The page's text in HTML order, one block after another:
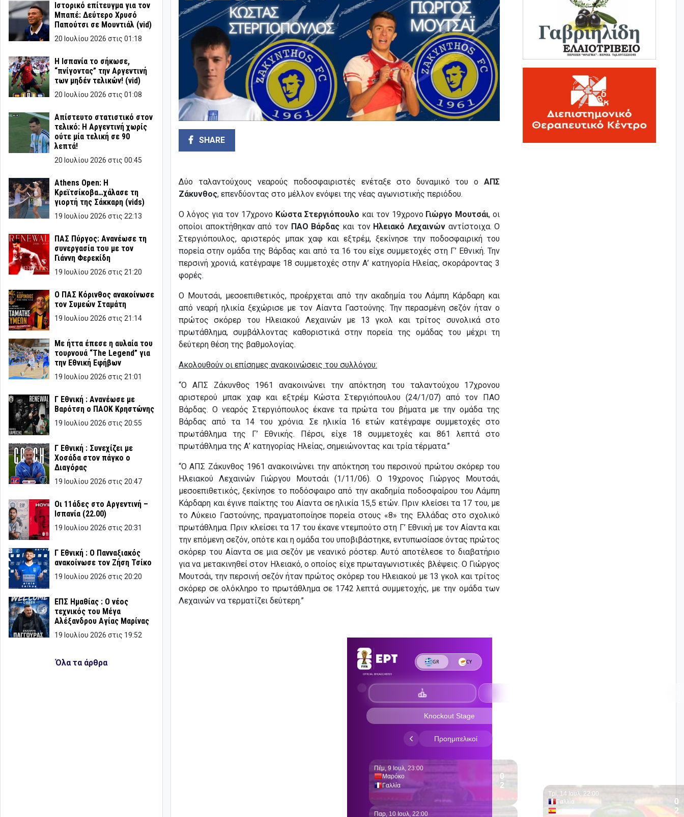
Ιστορικό επίτευγμα για τον
Μπαπέ: Δεύτερο Χρυσό
Παπούτσι σε Μουντιάλ (vid)
20 Ιουλίου 2026 στις 01:18
Η Ισπανία το σήκωσε,
“πνίγοντας” την Αργεντινή
των μηδέν τελικών! (vid)
20 Ιουλίου 2026 στις 01:08
Απίστευτο στατιστικό στον
τελικό: Η Αργεντινή χωρίς
ούτε μία τελική σε 90
λεπτά!
20 Ιουλίου 2026 στις 00:45
Athens Open: Η
Κρεϊτσίκοβα…χάλασε τη
γιορτή της Σάκκαρη (vids)
19 Ιουλίου 2026 στις 22:13
ΠΑΣ Πύργος: Ανανέωσε τη
συνεργασία του με τον
Γιάννη Φερεκίδη
19 Ιουλίου 2026 στις 21:20
Ο ΠΑΣ Κόρινθος ανακοίνωσε
τον Συμεών Σταμάτη
19 Ιουλίου 2026 στις 21:14
Με ήττα έπεσε η αυλαία του
τουρνουά “The Legend” για
την Εθνική Εφήβων
19 Ιουλίου 2026 στις 21:01
Γ Εθνική : Ανανέωσε με
Βαρότση ο ΠΑΟΚ Κρηστώνης
19 Ιουλίου 2026 στις 20:55
Γ Εθνική : Συνεχίζει με
Χοσάδα στον πάγκο ο
Διαγόρας
19 Ιουλίου 2026 στις 20:47
Οι 11άδες στο Αργεντινή –
Ισπανία (22.00)
19 Ιουλίου 2026 στις 20:31
Γ Εθνική : Ο Πανναξιακός
ανακοίνωσε τον Ζήση Τσίκο
19 Ιουλίου 2026 στις 20:20
ΕΠΣ Ημαθίας : Ο νέος
τεχνικός του Μέγα
Αλέξανδρου Αγίας Μαρίνας
19 Ιουλίου 2026 στις 19:52
Όλα τα άρθρα
SHARE
Δύο ταλαντούχους νεαρούς ποδοσφαιριστές ενέταξε στο δυναμικό του ο ΑΠΣ
Ζάκυνθος, επενδύοντας στο μέλλον ενόψει της νέας αγωνιστικής περιόδου.
Ο λόγος για τον 17χρονο Κώστα Στεργιόπουλο και τον 19χρονο Γιώργο Μουτσάι, οι
οποίοι αποκτήθηκαν από τον ΠΑΟ Βάρδας και τον Ηλειακό Λεχαινών αντίστοιχα. Ο
Στεργιόπουλος, αριστερός μπακ χαφ και εξτρέμ, ξεκίνησε την ποδοσφαιρική του
πορεία στην ομάδα της Βάρδας και από τα 16 του είχε συμμετοχές στη Γ’ Εθνική. Την
περσινή χρονιά, κατέγραψε 18 συμμετοχές στην Α’ κατηγορία Ηλείας, σκοράροντας 3
φορές.
Ο Μουτσάι, μεσοεπιθετικός, προέρχεται από την ακαδημία του Λάμπη Κάρδαρη και
από νεαρή ηλικία ξεχώρισε με τον Αίαντα Γαστούνης. Την περασμένη σεζόν ήταν ο
πρώτος σκόρερ του Ηλειακού Λεχαινών με 13 γκολ και τρίτος συνολικά στο
πρωτάθλημα, συμβάλλοντας καθοριστικά στην πορεία της ομάδας του μέχρι τη
δεύτερη θέση της βαθμολογίας.
Ακολουθούν οι επίσημες ανακοινώσεις του συλλόγου:
“Ο ΑΠΣ Ζάκυνθος 1961 ανακοινώνει την απόκτηση του ταλαντούχου 17χρονου
αριστερού μπακ χαφ και εξτρέμ Κώστα Στεργιόπουλου (24/1/07) από τον ΠΑΟ
Βάρδας. Ο νεαρός Στεργιόπουλος έκανε τα πρώτα του βήματα με την ομάδα της
Βάρδας από τα 14 του χρόνια. Σε ηλικία 16 ετών κατέγραψε συμμετοχές στο
πρωτάθλημα της Γ’ Εθνικής. Πέρσι, είχε 18 συμμετοχές και 861 λεπτά στο
πρωτάθλημα της Α’ κατηγορίας Ηλείας, σημειώνοντας και τρία τέρματα.”
“Ο ΑΠΣ Ζάκυνθος 1961 ανακοινώνει την απόκτηση του περσινού πρώτου σκόρερ του
Ηλειακού Λεχαινών Γιώργου Μουτσάι (1/11/06). Ο 19χρονος Γιώργος Μουτσάι,
μεσοεπιθετικός, ξεκίνησε το ποδόσφαιρο από την ακαδημία ποδοσφαίρου του Λάμπη
Κάρδαρη και έγινε παίκτης του Αίαντα σε ηλικία 15,5 ετών. Πριν κλείσει τα 17 του, με
το Λύκειο Γαστούνης, πραγματοποίησε πορεία στους «8» της Ελλάδας στο σχολικό
πρωτάθλημα. Πριν κλείσει τα 17 του έκανε ντεμπούτο στη Γ’ Εθνική με τον Αίαντα και
την επόμενη σεζόν, οπότε και η ομάδα του υποβιβάστηκε, εντυπωσίασε όντας πρώτος
σκόρερ του Αίαντα σε μια σεζόν με νεανικό ρόστερ. Αυτό αποτέλεσε το διαβατήριο
για να μετακινηθεί στον Ηλειακό, ο οποίος είχε πρωταγωνιστικές βλέψεις. Ο Γιώργος
Μουτσάι, την περσινή σεζόν ήταν πρώτος σκόρερ του Ηλειακού με 13 γκολ και τρίτος
σκόρερ σε ολόκληρο το πρωτάθλημα σε 1742 λεπτά συμμετοχής, με την ομάδα των
Λεχαινών να τερματίζει δεύτερη.”